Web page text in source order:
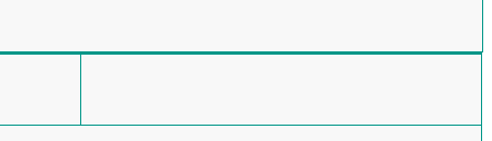
Мы изготавливаем